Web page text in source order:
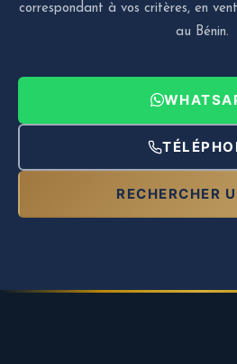
correspondant à vos critères, en
au Bénin.
RECHERCHER